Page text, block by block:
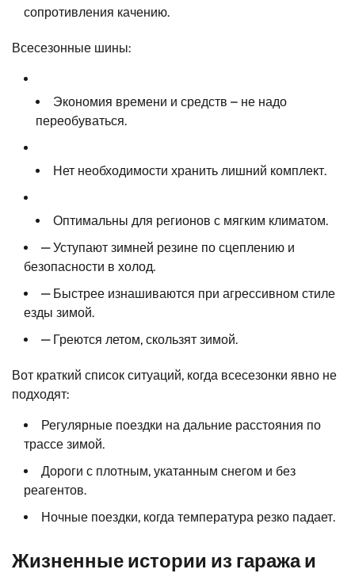
сопротивления качению.
Всесезонные шины:
Экономия времени и средств – не надо
переобуваться.
Нет необходимости хранить лишний комплект.
Оптимальны для регионов с мягким климатом.
— Уступают зимней резине по сцеплению и
безопасности в холод.
— Быстрее изнашиваются при агрессивном стиле
езды зимой.
— Греются летом, скользят зимой.
Вот краткий список ситуаций, когда всесезонки явно не
подходят:
Регулярные поездки на дальние расстояния по
трассе зимой.
Дороги с плотным, укатанным снегом и без
реагентов.
Ночные поездки, когда температура резко падает.
Жизненные истории из гаража и